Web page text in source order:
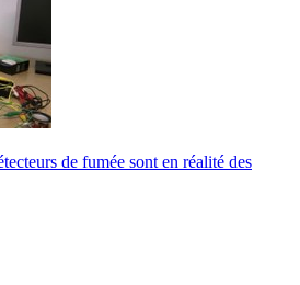
de fumée sont en réalité des